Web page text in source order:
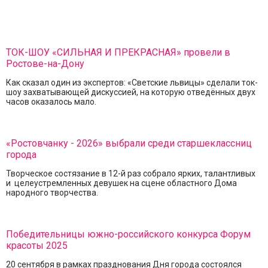
ТОК-ШОУ «СИЛЬНАЯ И ПРЕКРАСНАЯ» провели в
Ростове-на-Дону
Как сказал один из экспертов: «Светские львицы» сделали ток-
шоу захватывающей дискуссией, на которую отведённых двух
часов оказалось мало.
«Ростовчанку - 2026» выбрали среди старшеклассниц
города
Творческое состязание в 12-й раз собрало ярких, талантливых
и целеустремленных девушек на сцене областного Дома
народного творчества.
Победительницы южно-российского конкурса Форум
красоты 2025
20 сентября в рамках празднования Дня города состоялся